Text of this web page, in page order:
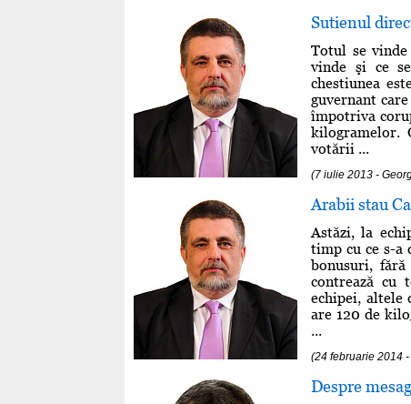
Sutienul
Totul se
vinde şi ce
chestiunea
guvernant
împotriva
kilogramelor.
votării ...
(7 iulie 2013 -
Arabii stau
Astăzi, la
timp cu ce s-a
bonusuri,
contrează cu
echipei, altele
are 120 de
...
(24 februarie 2014
Despre